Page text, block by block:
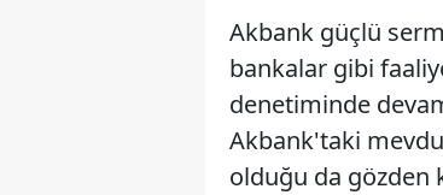
Akbank güçlü
bankalar gibi
denetiminde
Akbank'taki
olduğu da gözden